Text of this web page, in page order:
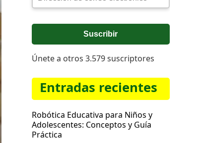
de
Suscribir
Únete a otros 3.579 suscriptores
Entradas recientes
Robótica Educativa para Niños y
Adolescentes: Conceptos y Guía
Práctica